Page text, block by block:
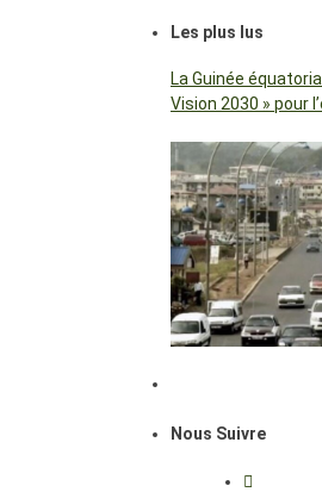
Les plus lus
La Guinée
Vision 2030 » pour
Nous Suivre